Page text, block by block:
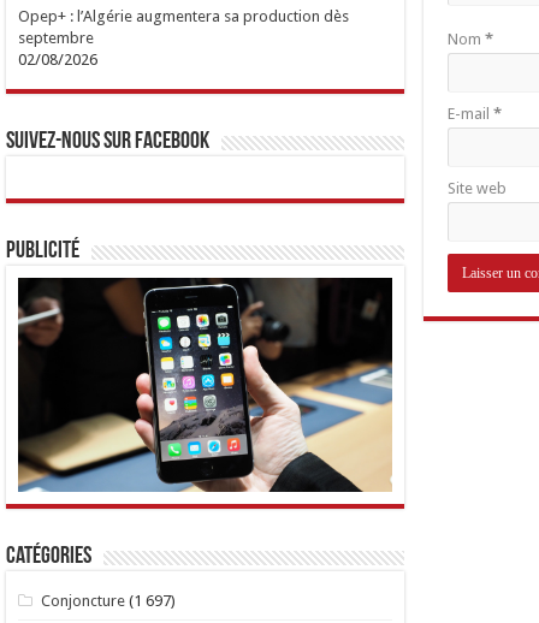
Nom *
E-mail *
Site web
Opep+ : l’Algérie augmentera sa production dès
septembre
02/08/2026
Suivez-nous sur Facebook
Publicité
Catégories
Conjoncture (1 697)